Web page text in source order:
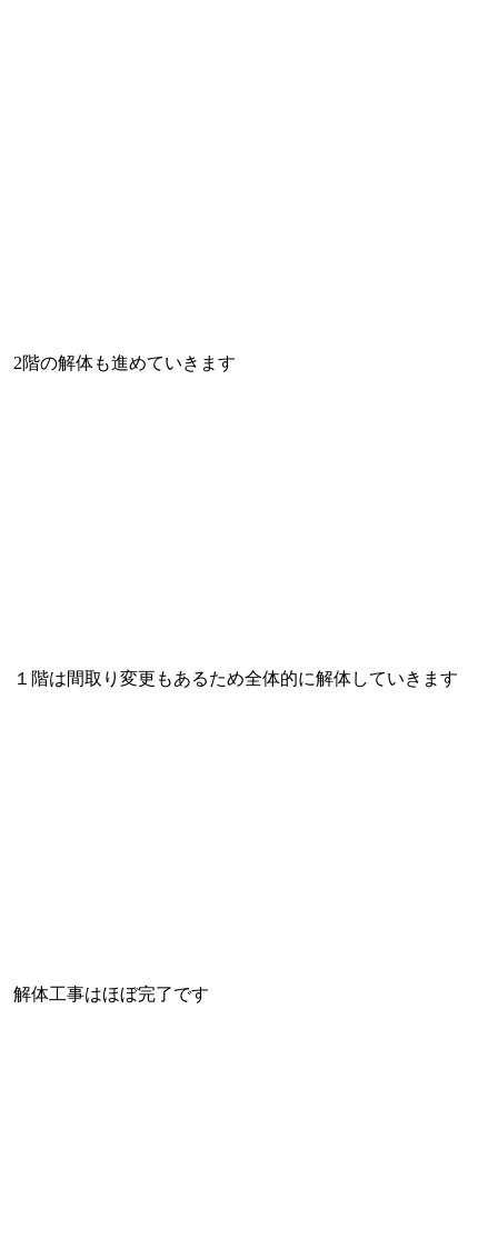
2階の解体も進めていきます
１階は間取り変更もあるため全体的に解体していきます
解体工事はほぼ完了です